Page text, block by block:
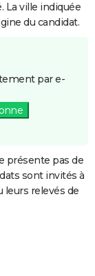
La ville indiquée
du candidat.
par e-
présente pas de
sont invités à
leurs relevés de